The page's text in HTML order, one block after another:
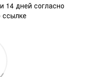
14 дней согласно
ссылке